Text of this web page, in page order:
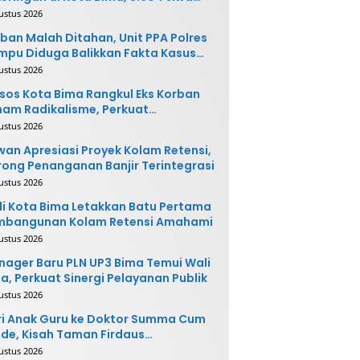
Terdampak
2026
Malah Ditahan, Unit PPA Polres
Diduga Balikkan Fakta Kasus
2026
Kota Bima Rangkul Eks Korban
Radikalisme, Perkuat
Sosial
2026
Apresiasi Proyek Kolam Retensi,
Penanganan Banjir Terintegrasi
2026
Kota Bima Letakkan Batu Pertama
Kolam Retensi Amahami
2026
Baru PLN UP3 Bima Temui Wali
Perkuat Sinergi Pelayanan Publik
2026
Anak Guru ke Doktor Summa Cum
Kisah Taman Firdaus
2026